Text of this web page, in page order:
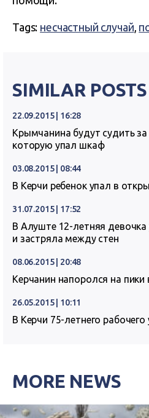
Tags: несчастный случай,
SIMILAR POSTS
22.09.2015 | 16:28
Крымчанина будут судить
которую упал шкаф
03.08.2015 | 08:44
В Керчи ребенок упал в
31.07.2015 | 17:52
В Алуште 12-летняя девочка
и застряла между стен
08.06.2015 | 20:48
Керчанин напоролся на пики
26.05.2015 | 10:11
В Керчи 75-летнего
MORE NEWS